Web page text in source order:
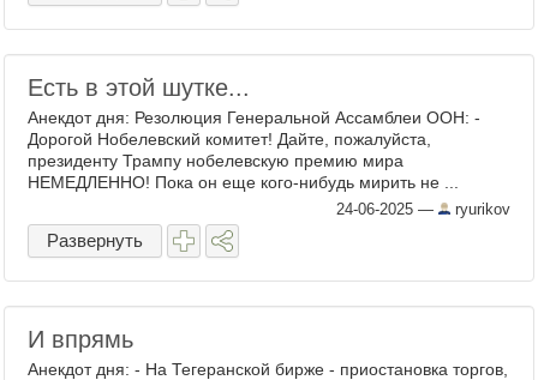
Есть в этой шутке...
Анекдот дня: Резолюция Генеральной Ассамблеи ООН: -
Дорогой Нобелевский комитет! Дайте, пожалуйста,
президенту Трампу нобелевскую премию мира
НЕМЕДЛЕННО! Пока он еще кого-нибудь мирить не ...
24-06-2025 — ryurikov
Развернуть
И впрямь
Анекдот дня: - На Тегеранской бирже - приостановка торгов,